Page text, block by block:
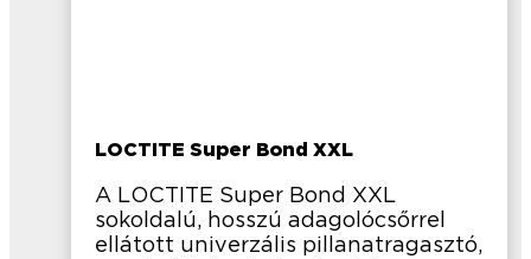
LOCTITE Super Bond XXL
A LOCTITE Super Bond XXL
sokoldalú, hosszú adagolócsőrrel
ellátott univerzális pillanatragasztó,